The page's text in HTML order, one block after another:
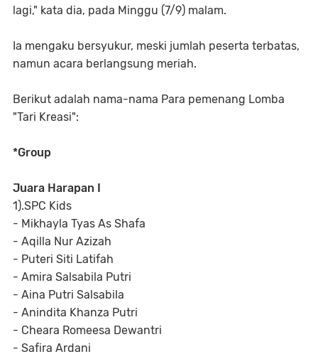
lagi," kata dia, pada Minggu (7/9) malam.
Ia mengaku bersyukur, meski jumlah peserta terbatas,
namun acara berlangsung meriah.
Berikut adalah nama-nama Para pemenang Lomba
"Tari Kreasi":
*Group
Juara Harapan I
1).SPC Kids
- Mikhayla Tyas As Shafa
- Aqilla Nur Azizah
- Puteri Siti Latifah
- Amira Salsabila Putri
- Aina Putri Salsabila
- Anindita Khanza Putri
- Cheara Romeesa Dewantri
- Safira Ardani